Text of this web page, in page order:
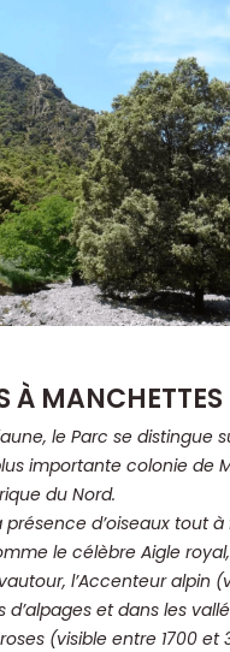
À MANCHETTES
le Parc se distingue
importante colonie de
du Nord.
d’oiseaux tout à
le célèbre Aigle
l’Accenteur alpin
d’alpages et dans les
(visible entre 1700 et